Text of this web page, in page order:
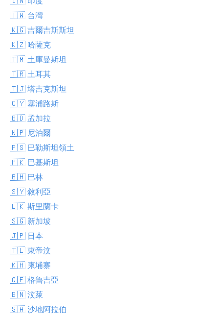
🇹🇼 台灣
🇰🇬 吉爾吉斯斯坦
🇰🇿 哈薩克
🇹🇲 土庫曼斯坦
🇹🇷 土耳其
🇹🇯 塔吉克斯坦
🇨🇾 塞浦路斯
🇧🇩 孟加拉
🇳🇵 尼泊爾
🇵🇸 巴勒斯坦領土
🇵🇰 巴基斯坦
🇧🇭 巴林
🇸🇾 敘利亞
🇱🇰 斯里蘭卡
🇸🇬 新加坡
🇯🇵 日本
🇹🇱 東帝汶
🇰🇭 柬埔寨
🇬🇪 格魯吉亞
🇧🇳 汶萊
🇸🇦 沙地阿拉伯